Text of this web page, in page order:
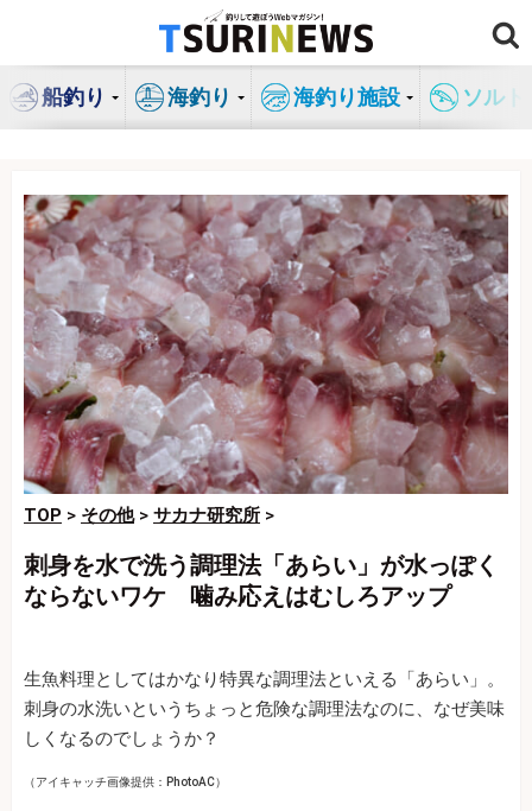
ン
船釣り 海釣り 海釣り施設 ソル
TOP > その他> サカナ研究所 >
刺身を水で洗う調理法「あらい」が水っぽく
ならないワケ 噛み応えはむしろアップ
生魚料理としてはかなり特異な調理法といえる「あらい」。
刺身の水洗いというちょっと危険な調理法なのに、なぜ美味
しくなるのでしょうか？
（アイキャッチ画像提供：PhotoAC）